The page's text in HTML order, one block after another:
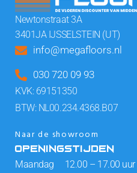
Newtonstraat 3A
3401JA IJSSELSTEIN (UT)
info@megafloors.nl
030 720 09 93
KVK: 69151350
BTW: NL00.234.4368.B07
Naar de showroom
OPENINGSTIJDEN
Maandag 12.00 – 17.00 uur